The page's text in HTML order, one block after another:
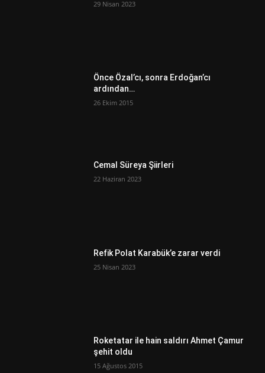
29 Nisan 2023
Önce Özal’cı, sonra Erdoğan’cı
ardından…
26 Ekim 2015
Cemal Süreya Şiirleri
22 Haziran 2023
Refik Polat Karabük’e zarar verdi
25 Nisan 2023
Roketatar ile hain saldırı Ahmet Çamur
şehit oldu
15 Ağustos 2015